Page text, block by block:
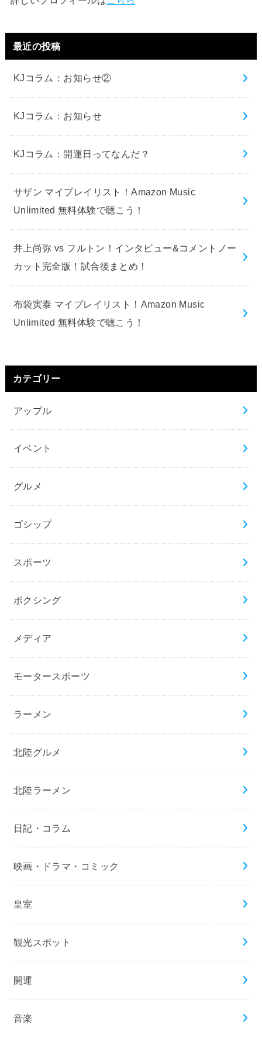
最近の投稿
KJコラム：お知らせ②
KJコラム：お知らせ
KJコラム：開運日ってなんだ？
サザン マイプレイリスト！Amazon Music
Unlimited 無料体験で聴こう！
井上尚弥 vs フルトン！インタビュー&コメントノー
カット完全版！試合後まとめ！
布袋寅泰 マイプレイリスト！Amazon Music
Unlimited 無料体験で聴こう！
カテゴリー
アップル
イベント
グルメ
ゴシップ
スポーツ
ボクシング
メディア
モータースポーツ
ラーメン
北陸グルメ
北陸ラーメン
日記・コラム
映画・ドラマ・コミック
皇室
観光スポット
開運
音楽